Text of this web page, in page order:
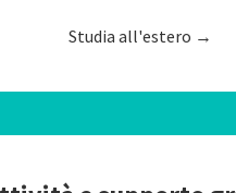
Studia all'estero →